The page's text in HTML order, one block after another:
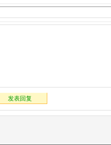
发表回复